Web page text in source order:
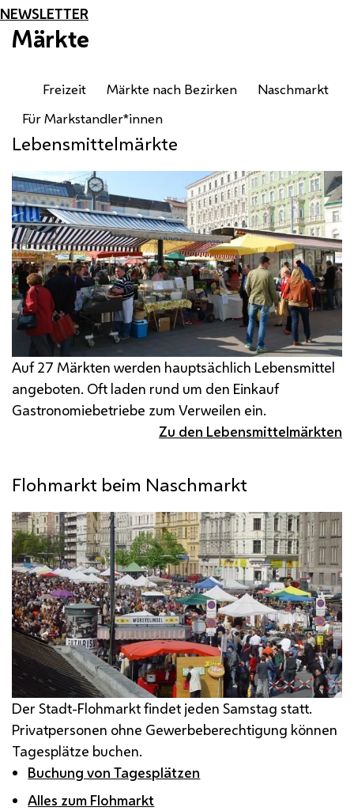
NEWSLETTER
Märkte
Freizeit Märkte nach Bezirken
Naschmarkt
Für Markstandler*innen
Lebensmittelmärkte
Auf 27 Märkten werden hauptsächlich Lebensmittel
angeboten. Oft laden rund um den Einkauf
Gastronomiebetriebe zum Verweilen ein.
Zu den Lebensmittelmärkten
Flohmarkt beim Naschmarkt
Der Stadt-Flohmarkt findet jeden Samstag statt.
Privatpersonen ohne Gewerbeberechtigung können
Tagesplätze buchen.
Buchung von Tagesplätzen
Alles zum Flohmarkt